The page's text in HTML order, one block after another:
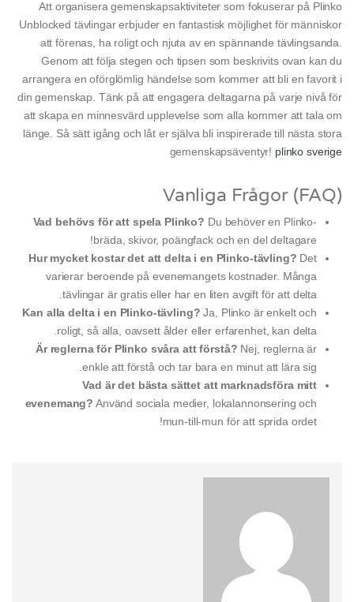
Att organisera gemenskapsaktiviteter som fokuserar på Plinko
Unblocked tävlingar erbjuder en fantastisk möjlighet för människor
att förenas, ha roligt och njuta av en spännande tävlingsanda.
Genom att följa stegen och tipsen som beskrivits ovan kan du
arrangera en oförglömlig händelse som kommer att bli en favorit i
din gemenskap. Tänk på att engagera deltagarna på varje nivå för
att skapa en minnesvärd upplevelse som alla kommer att tala om
länge. Så sätt igång och låt er själva bli inspirerade till nästa stora
gemenskapsäventyr! plinko sverige
Vanliga Frågor (FAQ)
Vad behövs för att spela Plinko? Du behöver en Plinko-
bräda, skivor, poängfack och en del deltagare!
Hur mycket kostar det att delta i en Plinko-tävling? Det
varierar beroende på evenemangets kostnader. Många
tävlingar är gratis eller har en liten avgift för att delta.
Kan alla delta i en Plinko-tävling? Ja, Plinko är enkelt och
roligt, så alla, oavsett ålder eller erfarenhet, kan delta.
Är reglerna för Plinko svåra att förstå? Nej, reglerna är
enkle att förstå och tar bara en minut att lära sig.
Vad är det bästa sättet att marknadsföra mitt
evenemang? Använd sociala medier, lokalannonsering och
mun-till-mun för att sprida ordet!